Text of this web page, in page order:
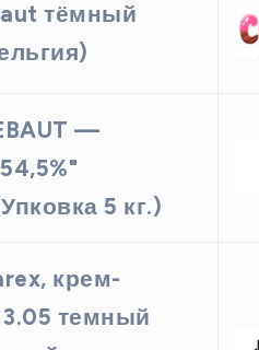
тёмный
—
5 кг.)
крем-
3.05 темный